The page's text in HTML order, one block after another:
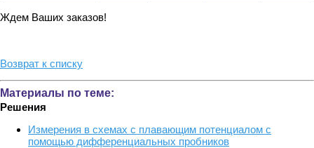
Ждем Ваших заказов!
Возврат к списку
Материалы по теме:
Решения
Измерения в схемах с плавающим потенциалом с
помощью дифференциальных пробников